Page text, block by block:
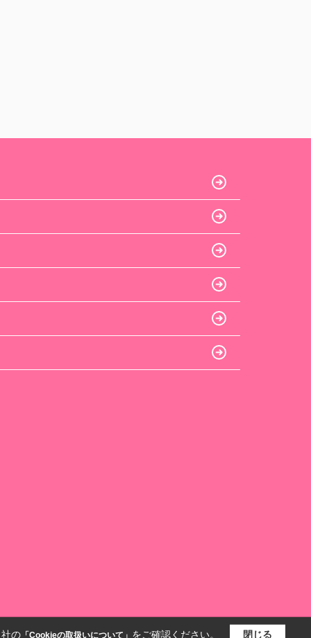
の「Cookieの取扱いについて」 をご確認ください。 閉じる